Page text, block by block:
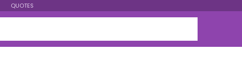
QUOTES